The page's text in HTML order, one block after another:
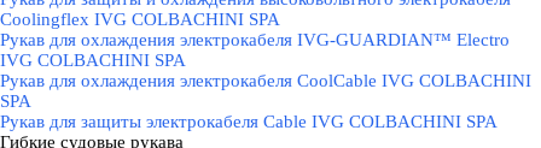
Coolingflex IVG COLBACHINI SPA
Рукав для охлаждения электрокабеля IVG-GUARDIAN™ Electro
IVG COLBACHINI SPA
Рукав для охлаждения электрокабеля CoolCable IVG COLBACHINI
SPA
Рукав для защиты электрокабеля Cable IVG COLBACHINI SPA
Гибкие судовые рукава